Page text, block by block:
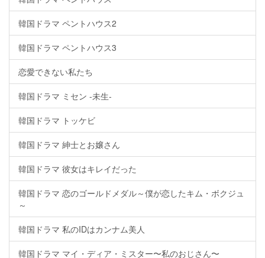
韓国ドラマ ペントハウス2
韓国ドラマ ペントハウス3
恋愛できない私たち
韓国ドラマ ミセン -未生-
韓国ドラマ トッケビ
韓国ドラマ 紳士とお嬢さん
韓国ドラマ 彼女はキレイだった
韓国ドラマ 恋のゴールドメダル～僕が恋したキム・ボクジュ
～
韓国ドラマ 私のIDはカンナム美人
韓国ドラマ マイ・ディア・ミスター〜私のおじさん〜